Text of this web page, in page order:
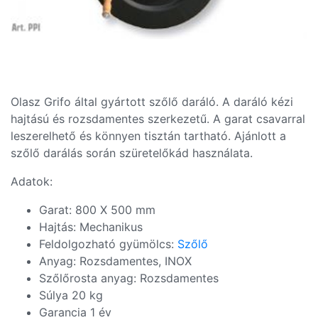
Olasz Grifo által gyártott szőlő daráló. A daráló kézi
hajtású és rozsdamentes szerkezetű. A garat csavarral
leszerelhető és könnyen tisztán tartható. Ajánlott a
szőlő darálás során szüretelőkád használata.
Adatok:
Garat: 800 X 500 mm
Hajtás: Mechanikus
Feldolgozható gyümölcs: Szőlő
Anyag: Rozsdamentes, INOX
Szőlőrosta anyag: Rozsdamentes
Súlya 20 kg
Garancia 1 év